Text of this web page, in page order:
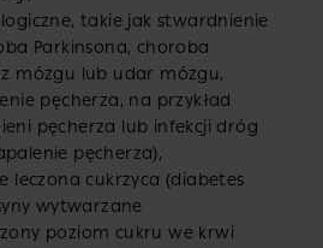
takie jak stwardnienie
Parkinsona, choroba
mózgu lub udar mózgu,
pęcherza, na przykład
pęcherza lub infekcji dróg
pęcherza),
leczona cukrzyca (diabetes
wytwarzane
poziom cukru we krwi